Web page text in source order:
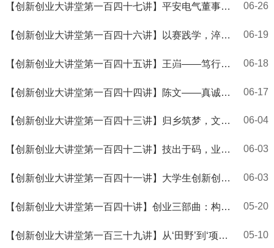
【创新创业大讲堂第一百四十七讲】平安电气董事长
06-26
【创新创业大讲堂第一百四十六讲】以赛践学，淬炼
06-19
【创新创业大讲堂第一百四十五讲】王岿——笃行廿
06-18
【创新创业大讲堂第一百四十四讲】陈文——真诚以
06-17
【创新创业大讲堂第一百四十三讲】归乡筑梦，文旅
06-04
【创新创业大讲堂第一百四十二讲】技出于码，业兴
06-03
【创新创业大讲堂第一百四十一讲】大学生创新创业
06-03
【创新创业大讲堂第一百四十讲】创业三部曲：构建
05-20
【创新创业大讲堂第一百三十九讲】从‘田野’到‘项
05-10